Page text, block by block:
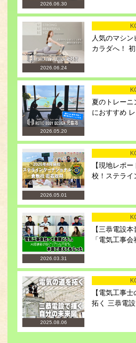
2026.06.30
2026.06.24
人気のマシ
カラダへ！ 初
2026.05.20
夏のトレーニ
におすすめ レ
2026.05.01
【現地レポ
校！ステライ
2026.03.31
【三恭電設本
「電気工事会
2025.08.06
【電気工事
拓く 三恭電設